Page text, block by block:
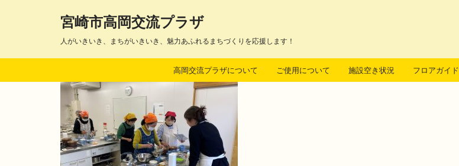
テ
宮崎市高岡交流プラザ
人がいきいき、まちがいきいき、魅力あふれるまちづくりを応援します！
高岡交流プラザについて ご使用について 施設空き状況 フロアガイド